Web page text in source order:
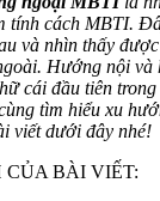
tính cách MBTI.
và nhìn thấy
Hướng nội
cái đầu tiên
tìm hiểu xu
viết dưới đây nhé!
CỦA BÀI VIẾT: